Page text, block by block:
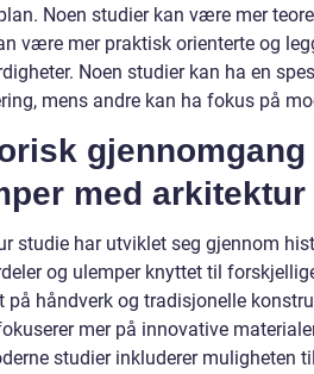
Noen studier kan være mer
være mer praktisk orienterte og
Noen studier kan ha en
mens andre kan ha fokus på
med
studie har utviklet seg gjennom
og ulemper knyttet til
på håndverk og tradisjonelle
mer på innovative
studier inkluderer muligheten